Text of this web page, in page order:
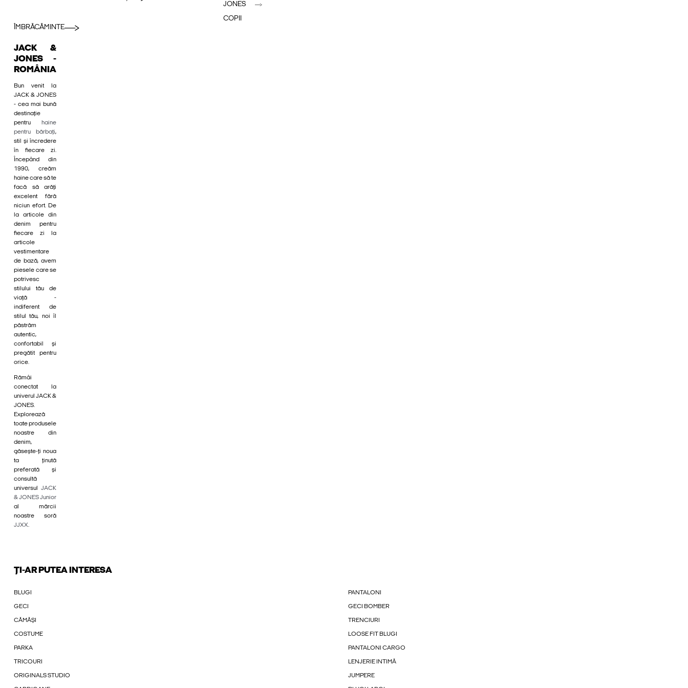
ÎMBRĂCĂMINTE
JONES
COPII
JACK &
JONES -
ROMÂNIA
Bun venit la
JACK & JONES
- cea mai bună
destinație
pentru haine
pentru bărbați,
stil și încredere
în fiecare zi.
Începând din
1990, creăm
haine care să te
facă să arăți
excelent fără
niciun efort. De
la articole din
denim pentru
fiecare zi la
articole
vestimentare
de bază, avem
piesele care se
potrivesc
stilului tău de
viață -
indiferent de
stilul tău, noi îl
păstrăm
autentic,
confortabil și
pregătit pentru
orice.
Rămâi
conectat la
univerul JACK &
JONES.
Explorează
toate produsele
noastre din
denim,
găsește-ți noua
ta ținută
preferată și
consultă
universul JACK
& JONES Junior
al mărcii
noastre soră
JJXX.
ȚI-AR PUTEA INTERESA
BLUGI PANTALONI
GECI GECI BOMBER
CĂMĂȘI TRENCIURI
COSTUME LOOSE FIT BLUGI
PARKA PANTALONI CARGO
TRICOURI LENJERIE INTIMĂ
ORIGINALS STUDIO JUMPERE